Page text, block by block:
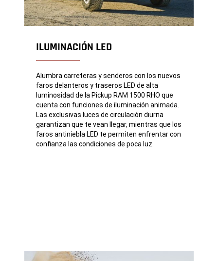
ILUMINACIÓN LED
Alumbra carreteras y senderos con los nuevos
faros delanteros y traseros LED de alta
luminosidad de la Pickup RAM 1500 RHO que
cuenta con funciones de iluminación animada.
Las exclusivas luces de circulación diurna
garantizan que te vean llegar, mientras que los
faros antiniebla LED te permiten enfrentar con
confianza las condiciones de poca luz.